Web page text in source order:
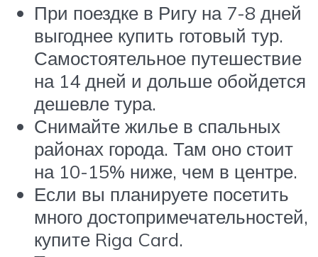
При поездке в Ригу на 7-8 дней
выгоднее купить готовый тур.
Самостоятельное путешествие
на 14 дней и дольше обойдется
дешевле тура.
Снимайте жилье в спальных
районах города. Там оно стоит
на 10-15% ниже, чем в центре.
Если вы планируете посетить
много достопримечательностей,
купите Riga Card.